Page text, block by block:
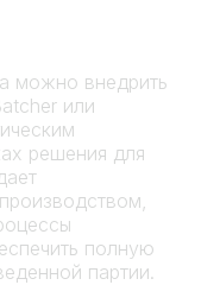
можно внедрить
или
решения для
полную
партии.